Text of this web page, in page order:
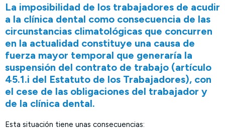
La imposibilidad de los trabajadores de acudir
a la clínica dental como consecuencia de las
circunstancias climatológicas que concurren
en la actualidad constituye una causa de
fuerza mayor temporal que generaría la
suspensión del contrato de trabajo (artículo
45.1.i del Estatuto de los Trabajadores), con
el cese de las obligaciones del trabajador y
de la clínica dental.
Esta situación tiene unas consecuencias: